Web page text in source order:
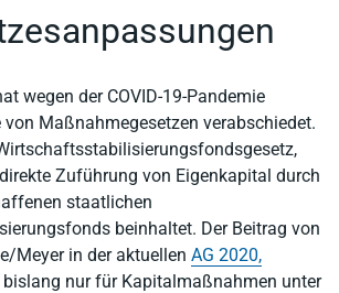
wegen der COVID-19-Pandemie
von Maßnahmegesetzen verabschiedet.
Zuführung von Eigenkapital durch
staatlichen
beinhaltet. Der Beitrag von
Meyer in der aktuellen AG 2020,
nur für Kapitalmaßnahmen unter